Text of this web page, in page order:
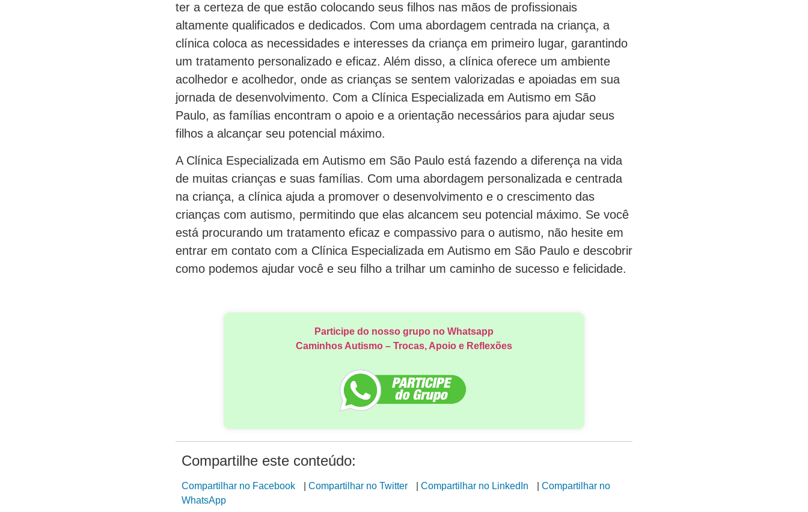
ter a certeza de que estão colocando seus filhos nas mãos de profissionais
altamente qualificados e dedicados. Com uma abordagem centrada na criança, a
clínica coloca as necessidades e interesses da criança em primeiro lugar, garantindo
um tratamento personalizado e eficaz. Além disso, a clínica oferece um ambiente
acolhedor e acolhedor, onde as crianças se sentem valorizadas e apoiadas em sua
jornada de desenvolvimento. Com a Clínica Especializada em Autismo em São
Paulo, as famílias encontram o apoio e a orientação necessários para ajudar seus
filhos a alcançar seu potencial máximo.
A Clínica Especializada em Autismo em São Paulo está fazendo a diferença na vida
de muitas crianças e suas famílias. Com uma abordagem personalizada e centrada
na criança, a clínica ajuda a promover o desenvolvimento e o crescimento das
crianças com autismo, permitindo que elas alcancem seu potencial máximo. Se você
está procurando um tratamento eficaz e compassivo para o autismo, não hesite em
entrar em contato com a Clínica Especializada em Autismo em São Paulo e descobrir
como podemos ajudar você e seu filho a trilhar um caminho de sucesso e felicidade.
Participe do nosso grupo no Whatsapp
Caminhos Autismo – Trocas, Apoio e Reflexões
Compartilhe este conteúdo:
Compartilhar no Facebook Compartilhar no Twitter Compartilhar no LinkedIn
Compartilhar no
WhatsApp